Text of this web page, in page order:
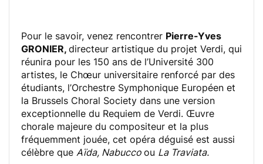
Pour le savoir, venez rencontrer Pierre-Yves
GRONIER, directeur artistique du projet Verdi, qui
réunira pour les 150 ans de l’Université 300
artistes, le Chœur universitaire renforcé par des
étudiants, l’Orchestre Symphonique Européen et
la Brussels Choral Society dans une version
exceptionnelle du Requiem de Verdi. Œuvre
chorale majeure du compositeur et la plus
fréquemment jouée, cet opéra déguisé est aussi
célèbre que Aïda, Nabucco ou La Traviata.